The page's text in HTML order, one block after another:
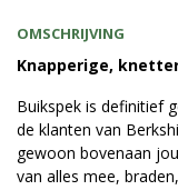
OMSCHRIJVING
Knapperige,
Buikspek is definitief
de klanten van
gewoon bovenaan
van alles mee,